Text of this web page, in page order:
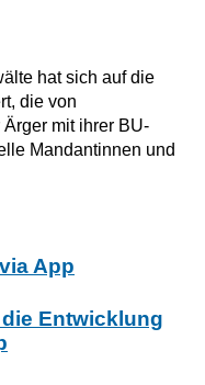
hat sich auf die
die von
mit ihrer BU-
Mandantinnen und
App
Entwicklung